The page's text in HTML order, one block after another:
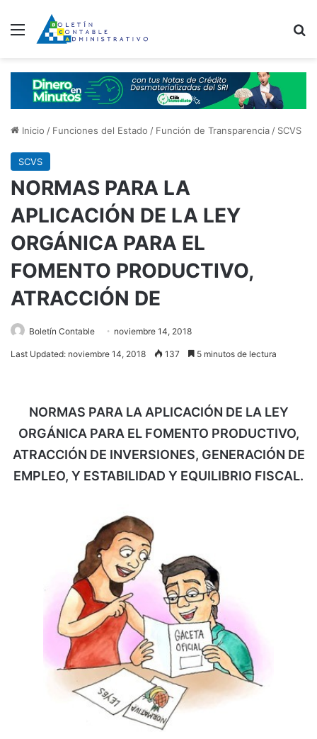
Menú
Inicio / Funciones del Estado / Función de Transparencia / SCVS
SCVS
NORMAS PARA LA
APLICACIÓN DE LA LEY
ORGÁNICA PARA EL
FOMENTO PRODUCTIVO,
ATRACCIÓN DE
Boletín Contable noviembre 14, 2018
Last Updated: noviembre 14, 2018 137 5 minutos de lectura
NORMAS PARA LA APLICACIÓN DE LA LEY
ORGÁNICA PARA EL FOMENTO PRODUCTIVO,
ATRACCIÓN DE INVERSIONES, GENERACIÓN DE
EMPLEO, Y ESTABILIDAD Y EQUILIBRIO FISCAL.